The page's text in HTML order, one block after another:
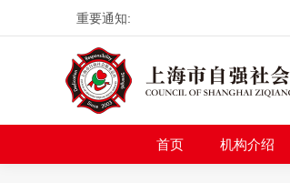
重要通知:
首页 机构介绍
首页